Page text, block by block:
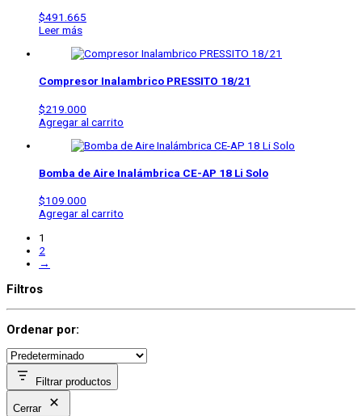
$491.665
Leer más
Compresor Inalambrico PRESSITO 18/21
$219.000
Agregar al carrito
Bomba de Aire Inalámbrica CE-AP 18 Li Solo
$109.000
Agregar al carrito
1
2
→
Filtros
Ordenar por:
Filtrar productos
Cerrar